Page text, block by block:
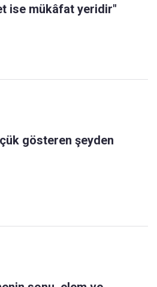
ise mükâfat yeridir"
gösteren şeyden